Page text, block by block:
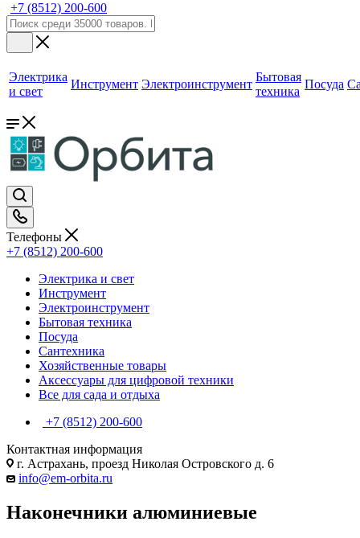
+7 (8512) 200-600
Электрика
и свет
Инструмент Электроинструмент
Бытовая
техника
Посуда
Телефоны
+7 (8512) 200-600
Электрика и свет
Инструмент
Электроинструмент
Бытовая техника
Посуда
Сантехника
Хозяйственные товары
Аксессуары для цифровой техники
Все для сада и отдыха
+7 (8512) 200-600
Контактная информация
г. Астрахань, проезд Николая Островского д. 6
info@em-orbita.ru
Наконечники алюминиевые